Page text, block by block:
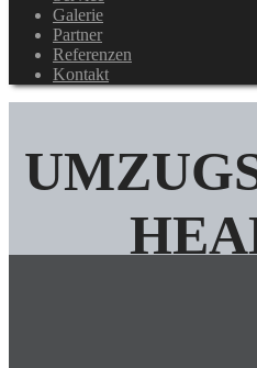
Galerie
Partner
Referenzen
Kontakt